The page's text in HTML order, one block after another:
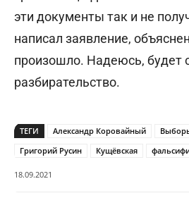
эти документы так и не
написал заявление,
произошло. Надеюсь, будет
разбирательство.
ТЕГИ Александр Коровайный
Григорий Русин
Кущёвская
18.09.2021